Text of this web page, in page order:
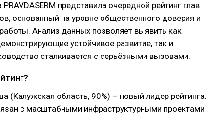
представила очередной рейтинг глав
основанный на уровне общественного доверия и
Анализ данных позволяет выявить как
устойчивое развитие, так и
сталкивается с серьёзными вызовами.
(Калужская область, 90%) – новый лидер рейтинга.
с масштабными инфраструктурными проектами